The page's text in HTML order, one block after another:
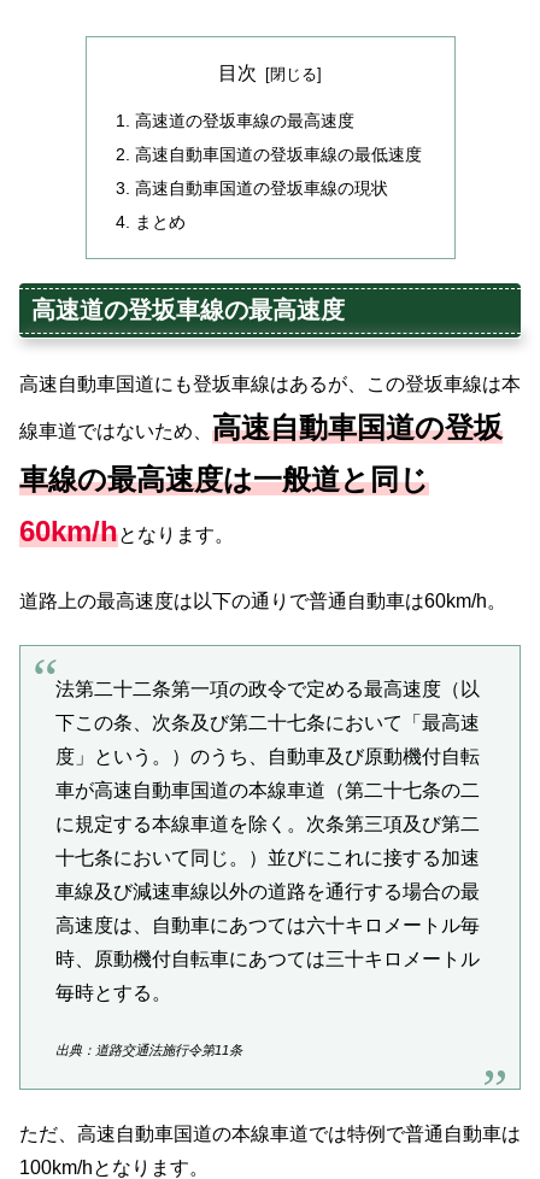
目次
高速道の登坂車線の最高速度
高速自動車国道の登坂車線の最低速度
高速自動車国道の登坂車線の現状
まとめ
高速道の登坂車線の最高速度
高速自動車国道にも登坂車線はあるが、この登坂車線は本
線車道ではないため、 高速自動車国道の登坂
車線の最高速度は一般道と同じ
60km/hとなります。
道路上の最高速度は以下の通りで普通自動車は60km/h。
法第二十二条第一項の政令で定める最高速度（以
下この条、次条及び第二十七条において「最高速
度」という。）のうち、自動車及び原動機付自転
車が高速自動車国道の本線車道（第二十七条の二
に規定する本線車道を除く。次条第三項及び第二
十七条において同じ。）並びにこれに接する加速
車線及び減速車線以外の道路を通行する場合の最
高速度は、自動車にあつては六十キロメートル毎
時、原動機付自転車にあつては三十キロメートル
毎時とする。
出典：道路交通法施行令第11条
ただ、高速自動車国道の本線車道では特例で普通自動車は
100km/hとなります。